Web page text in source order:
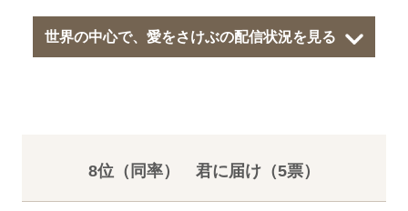
世界の中心で、愛をさけぶの配信状況を見る
8位（同率） 君に届け（5票）